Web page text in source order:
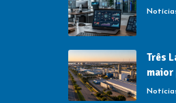
Três